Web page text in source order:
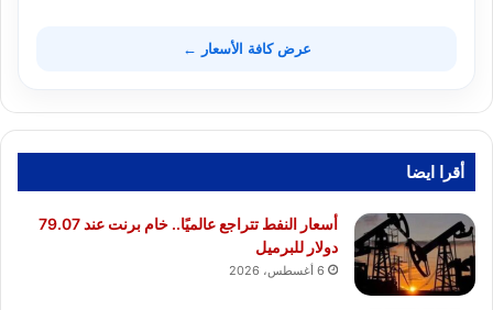
عرض كافة الأسعار ←
أقرا ايضا
أسعار النفط تتراجع عالميًا.. خام برنت عند 79.07
دولار للبرميل
6 أغسطس، 2026